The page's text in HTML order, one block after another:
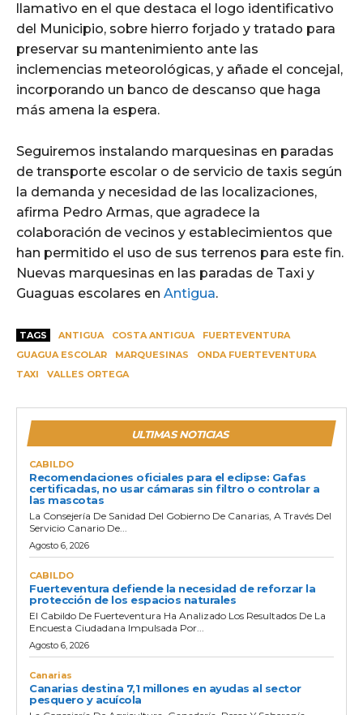
llamativo en el que destaca el logo identificativo
del Municipio, sobre hierro forjado y tratado para
preservar su mantenimiento ante las
inclemencias meteorológicas, y añade el concejal,
incorporando un banco de descanso que haga
más amena la espera.
Seguiremos instalando marquesinas en paradas
de transporte escolar o de servicio de taxis según
la demanda y necesidad de las localizaciones,
afirma Pedro Armas, que agradece la
colaboración de vecinos y establecimientos que
han permitido el uso de sus terrenos para este fin.
Nuevas marquesinas en las paradas de Taxi y
Guaguas escolares en Antigua.
TAGS ANTIGUA COSTA ANTIGUA
FUERTEVENTURA
GUAGUA ESCOLAR
MARQUESINAS
ONDA FUERTEVENTURA
TAXI
VALLES ORTEGA
ULTIMAS NOTICIAS
CABILDO
Recomendaciones oficiales para el eclipse: Gafas
certificadas, no usar cámaras sin filtro o controlar a
las mascotas
La Consejería De Sanidad Del Gobierno De Canarias, A Través Del
Servicio Canario De...
Agosto 6, 2026
CABILDO
Fuerteventura defiende la necesidad de reforzar la
protección de los espacios naturales
El Cabildo De Fuerteventura Ha Analizado Los Resultados De La
Encuesta Ciudadana Impulsada Por...
Agosto 6, 2026
Canarias
Canarias destina 7,1 millones en ayudas al sector
pesquero y acuícola